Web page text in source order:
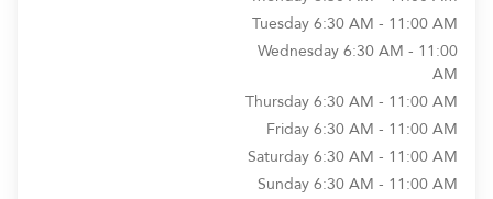
Tuesday6:30 AM - 11:00 AM
Wednesday6:30 AM - 11:00
AM
Thursday6:30 AM - 11:00 AM
Friday6:30 AM - 11:00 AM
Saturday6:30 AM - 11:00 AM
Sunday6:30 AM - 11:00 AM